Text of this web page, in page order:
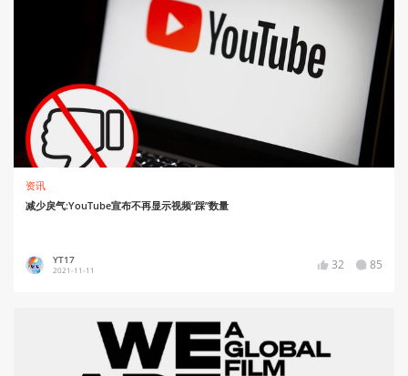
资讯
减少戾气:YouTube宣布不再显示视频“踩”数量
YT17
2021-11-11 32 85